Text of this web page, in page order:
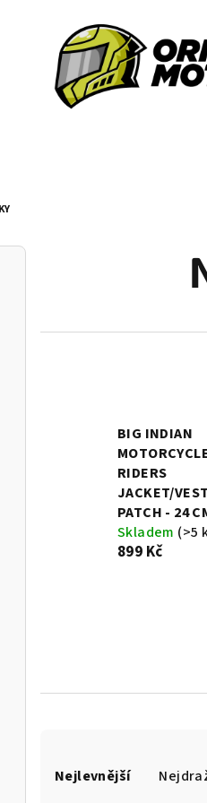
BIG INDIAN
RIDERS
JACKET/VEST
PATCH - 24
Skladem (>5
899 Kč
aNejlevnější